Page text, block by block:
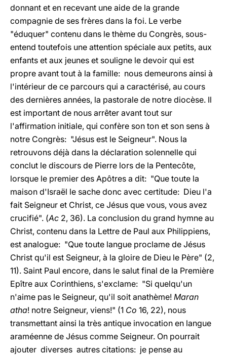
donnant et en recevant une aide de la grande
compagnie de ses frères dans la foi. Le verbe
"éduquer" contenu dans le thème du Congrès, sous-
entend toutefois une attention spéciale aux petits, aux
enfants et aux jeunes et souligne le devoir qui est
propre avant tout à la famille: nous demeurons ainsi à
l'intérieur de ce parcours qui a caractérisé, au cours
des dernières années, la pastorale de notre diocèse. Il
est important de nous arrêter avant tout sur
l'affirmation initiale, qui confère son ton et son sens à
notre Congrès: "Jésus est le Seigneur". Nous la
retrouvons déjà dans la déclaration solennelle qui
conclut le discours de Pierre lors de la Pentecôte,
lorsque le premier des Apôtres a dit: "Que toute la
maison d'Israël le sache donc avec certitude: Dieu l'a
fait Seigneur et Christ, ce Jésus que vous, vous avez
crucifié". (Ac 2, 36). La conclusion du grand hymne au
Christ, contenu dans la Lettre de Paul aux Philippiens,
est analogue: "Que toute langue proclame de Jésus
Christ qu'il est Seigneur, à la gloire de Dieu le Père" (2,
11). Saint Paul encore, dans le salut final de la Première
Epître aux Corinthiens, s'exclame: "Si quelqu'un
n'aime pas le Seigneur, qu'il soit anathème! Maran
atha! notre Seigneur, viens!" (1 Co 16, 22), nous
transmettant ainsi la très antique invocation en langue
araméenne de Jésus comme Seigneur. On pourrait
ajouter diverses autres citations: je pense au